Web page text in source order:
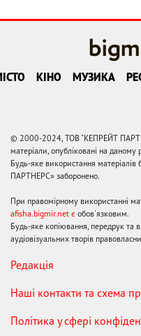
КІНО МУЗИКА
© 2000-2024, ТОВ "КЕПРЕЙТ
матеріали, опубліковані на
Будь-яке використання
ПАРТНЕРС» заборонено.
При правомірному використанні
afisha.bigmir.net є обов'язковим.
Будь-яке копіювання, передрук та
аудіовізуальних творів
Редакція
Наші контакти та схема
Політика у сфері